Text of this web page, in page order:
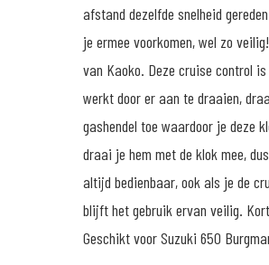
afstand dezelfde snelheid
je ermee voorkomen, wel zo
van Kaoko. Deze cruise control
werkt door er aan te draaien,
gashendel toe waardoor je deze
draai je hem met de klok mee,
altijd bedienbaar, ook als je de
blijft het gebruik ervan veilig.
Geschikt voor Suzuki 650